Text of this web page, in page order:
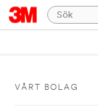
VÅRT BOLAG